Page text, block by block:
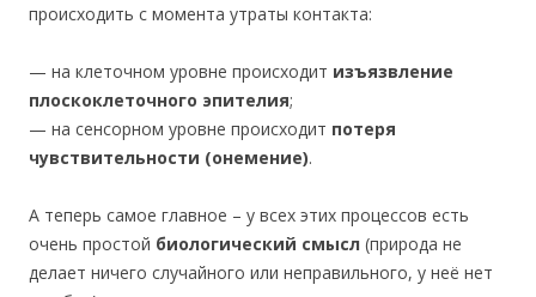
происходить с момента утраты контакта:
— на клеточном уровне происходит изъязвление
плоскоклеточного эпителия;
— на сенсорном уровне происходит потеря
чувствительности (онемение).
А теперь самое главное – у всех этих процессов есть
очень простой биологический смысл (природа не
делает ничего случайного или неправильного, у неё нет